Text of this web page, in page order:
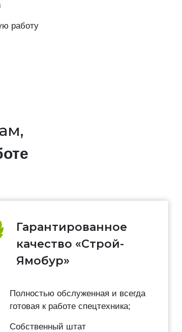
работу
Гарантированное
качество «Строй-
Ямобур»
Полностью обслуженная и всегда
готовая к работе спецтехника;
Собственный штат